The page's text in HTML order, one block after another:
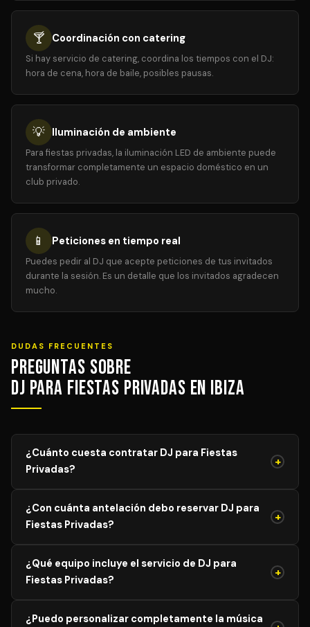
🍸 Coordinación con catering
Si hay servicio de catering, coordina los tiempos con el DJ:
hora de cena, hora de baile, posibles pausas.
💡 Iluminación de ambiente
Para fiestas privadas, la iluminación LED de ambiente puede
transformar completamente un espacio doméstico en un
club privado.
📱 Peticiones en tiempo real
Puedes pedir al DJ que acepte peticiones de tus invitados
durante la sesión. Es un detalle que los invitados agradecen
mucho.
DUDAS FRECUENTES
Preguntas sobre
DJ para Fiestas Privadas en Ibiza
¿Cuánto cuesta contratar DJ para Fiestas
Privadas?
+
aforo, duración y equipamiento necesario. Los precios
mostrados son orientativos; solicita tu presupuesto
DJs verificados en menos de 24 horas.
¿Con cuánta antelación debo reservar DJ para
Fiestas Privadas?
+
recomendamos reservar con al menos 4–8 semanas de
antelación para eventos generales. Para bodas y
reservar con 3–6 meses antes.
¿Qué equipo incluye el servicio de DJ para
Fiestas Privadas?
+
profesional, sistema de altavoces adaptado al aforo,
¿Puedo personalizar completamente la música